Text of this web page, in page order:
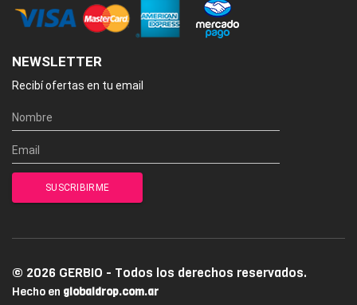
NEWSLETTER
Recibí ofertas en tu email
© 2026 GERBIO - Todos los derechos reservados.
Hecho en globaldrop.com.ar